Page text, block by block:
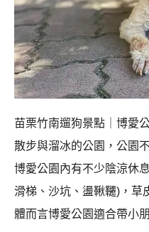
苗栗竹南遛狗景點｜博愛
散步與溜冰的公園，公園
博愛公園內有不少陰涼休
滑梯、沙坑、盪鞦韆)，草
體而言博愛公園適合帶小